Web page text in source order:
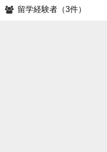
留学経験者（3件）